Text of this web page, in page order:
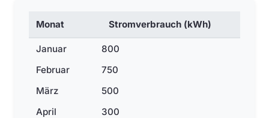
Monat Stromverbrauch (kWh)
Januar
800
Februar
750
März
500
April
300